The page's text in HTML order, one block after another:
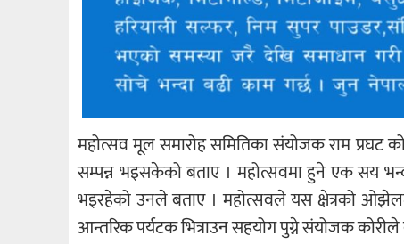
महोत्सव मूल समारोह समितिका संयोजक राम प्रघट
सम्पन्न भइसकेको बताए । महोत्सवमा हुने एक सय
भइरहेको उनले बताए । महोत्सवले यस क्षेत्रको
आन्तरिक पर्यटक भित्राउन सहयोग पुग्ने संयोजक कोरीले